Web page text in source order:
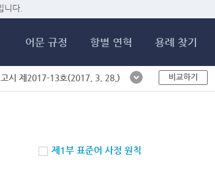
니다.
어문 규정 항별 연혁 용례 찾기
시 제2017-13호(2017. 3. 28.) 비교하기
제1부 표준어 사정 원칙